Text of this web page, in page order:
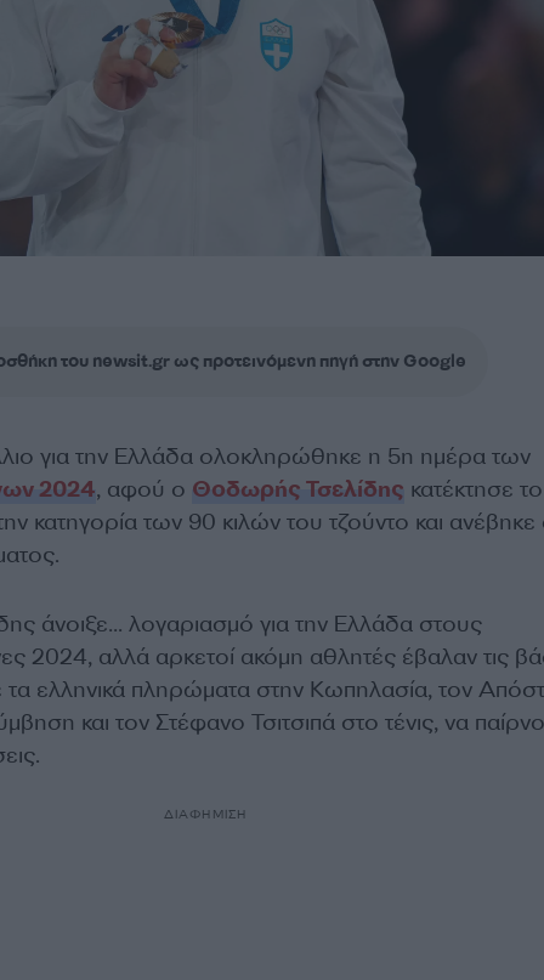
του newsit.gr ως προτεινόμενη πηγή στην Google
για την Ελλάδα ολοκληρώθηκε η 5η ημέρα των
2024, αφού ο Θοδωρής Τσελίδης κατέκτησε το
κατηγορία των 90 κιλών του τζούντο και ανέβηκε
άνοιξε… λογαριασμό για την Ελλάδα στους
2024, αλλά αρκετοί ακόμη αθλητές έβαλαν τις
τα ελληνικά πληρώματα στην Κωπηλασία, τον
και τον Στέφανο Τσιτσιπά στο τένις, να
ΔΙΑΦΗΜΙΣΗ